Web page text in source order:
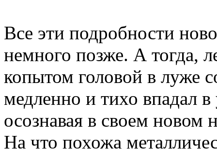
Все эти подробности
немного позже. А тогда,
копытом головой в луже
медленно и тихо впадал
осознавая в своем
На что похожа